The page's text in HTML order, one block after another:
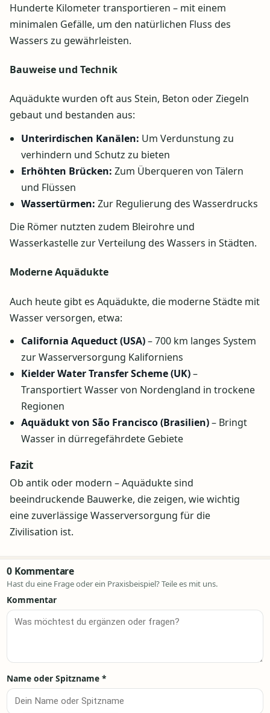
Hunderte Kilometer transportieren – mit einem
minimalen Gefälle, um den natürlichen Fluss des
Wassers zu gewährleisten.
Bauweise und Technik
Aquädukte wurden oft aus Stein, Beton oder Ziegeln
gebaut und bestanden aus:
Unterirdischen Kanälen: Um Verdunstung zu
verhindern und Schutz zu bieten
Erhöhten Brücken: Zum Überqueren von Tälern
und Flüssen
Wassertürmen: Zur Regulierung des Wasserdrucks
Die Römer nutzten zudem Bleirohre und
Wasserkastelle zur Verteilung des Wassers in Städten.
Moderne Aquädukte
Auch heute gibt es Aquädukte, die moderne Städte mit
Wasser versorgen, etwa:
California Aqueduct (USA)– 700 km langes System
zur Wasserversorgung Kaliforniens
Kielder Water Transfer Scheme (UK)–
Transportiert Wasser von Nordengland in trockene
Regionen
Aquädukt von São Francisco (Brasilien)– Bringt
Wasser in dürregefährdete Gebiete
Fazit
Ob antik oder modern – Aquädukte sind
beeindruckende Bauwerke, die zeigen, wie wichtig
eine zuverlässige Wasserversorgung für die
Zivilisation ist.
0 Kommentare
Hast du eine Frage oder ein Praxisbeispiel? Teile es mit uns.
Kommentar
Name oder Spitzname *